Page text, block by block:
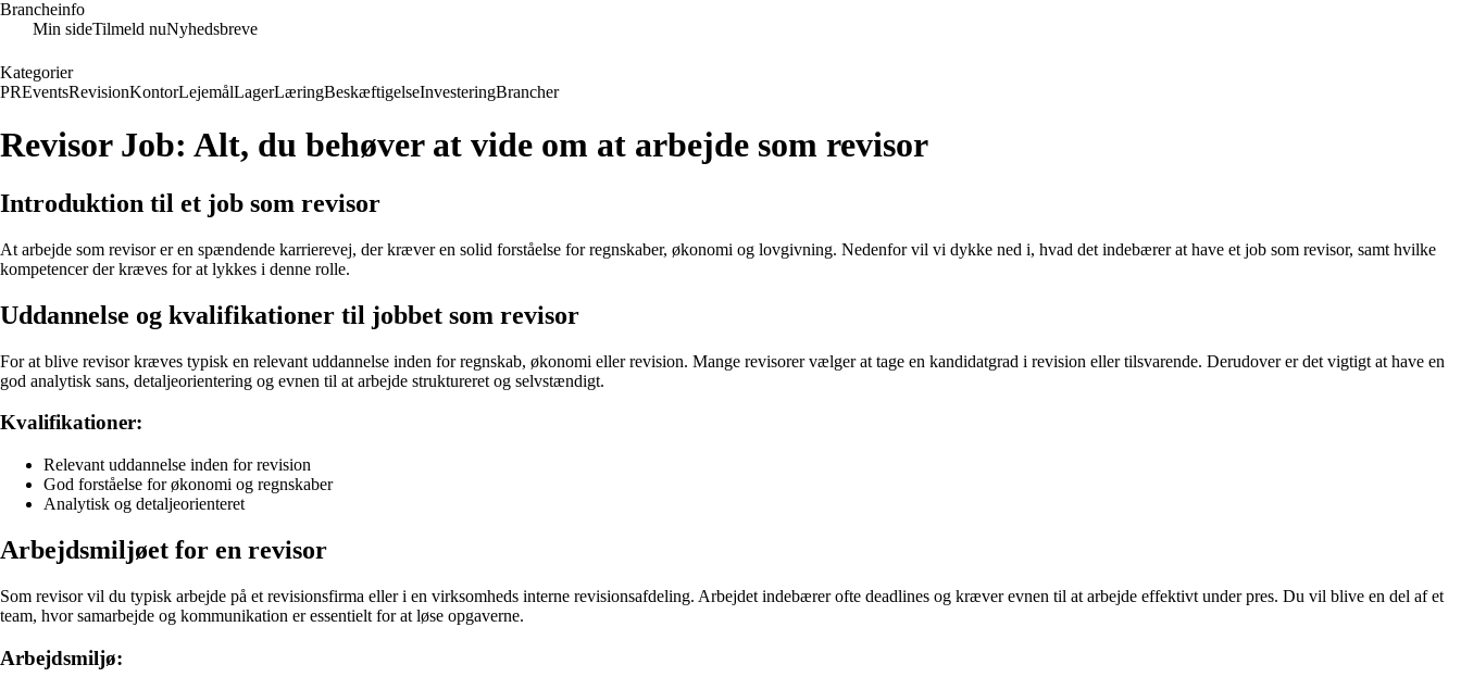
Brancheinfo
Min sideTilmeld nuNyhedsbreve
Kategorier
PREventsRevisionKontorLejemålLagerLæringBeskæftigelseInvesteringBrancher
Revisor Job: Alt, du behøver at vide om at arbejde som revisor
Introduktion til et job som revisor
At arbejde som revisor er en spændende karrierevej, der kræver en solid forståelse for regnskaber, økonomi og lovgivning. Nedenfor vil vi dykke ned i, hvad det indebærer at have et job som revisor, samt hvilke
kompetencer der kræves for at lykkes i denne rolle.
Uddannelse og kvalifikationer til jobbet som revisor
For at blive revisor kræves typisk en relevant uddannelse inden for regnskab, økonomi eller revision. Mange revisorer vælger at tage en kandidatgrad i revision eller tilsvarende. Derudover er det vigtigt at have en
god analytisk sans, detaljeorientering og evnen til at arbejde struktureret og selvstændigt.
Kvalifikationer:
Relevant uddannelse inden for revision
God forståelse for økonomi og regnskaber
Analytisk og detaljeorienteret
Arbejdsmiljøet for en revisor
Som revisor vil du typisk arbejde på et revisionsfirma eller i en virksomheds interne revisionsafdeling. Arbejdet indebærer ofte deadlines og kræver evnen til at arbejde effektivt under pres. Du vil blive en del af et
team, hvor samarbejde og kommunikation er essentielt for at løse opgaverne.
Arbejdsmiljø: